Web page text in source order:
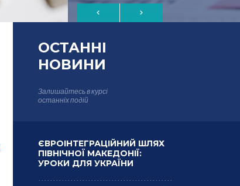
ОСТАННІ
НОВИНИ
Залишайтесь в курсі
останніх подій
ЄВРОІНТЕГРАЦІЙНИЙ ШЛЯХ
ПІВНІЧНОЇ МАКЕДОНІЇ:
УРОКИ ДЛЯ УКРАЇНИ